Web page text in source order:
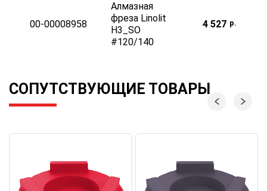
00-00008958
Алмазная
фреза Linolit
H3_SO
#120/140
4 527 р.
СОПУТСТВУЮЩИЕ ТОВАРЫ